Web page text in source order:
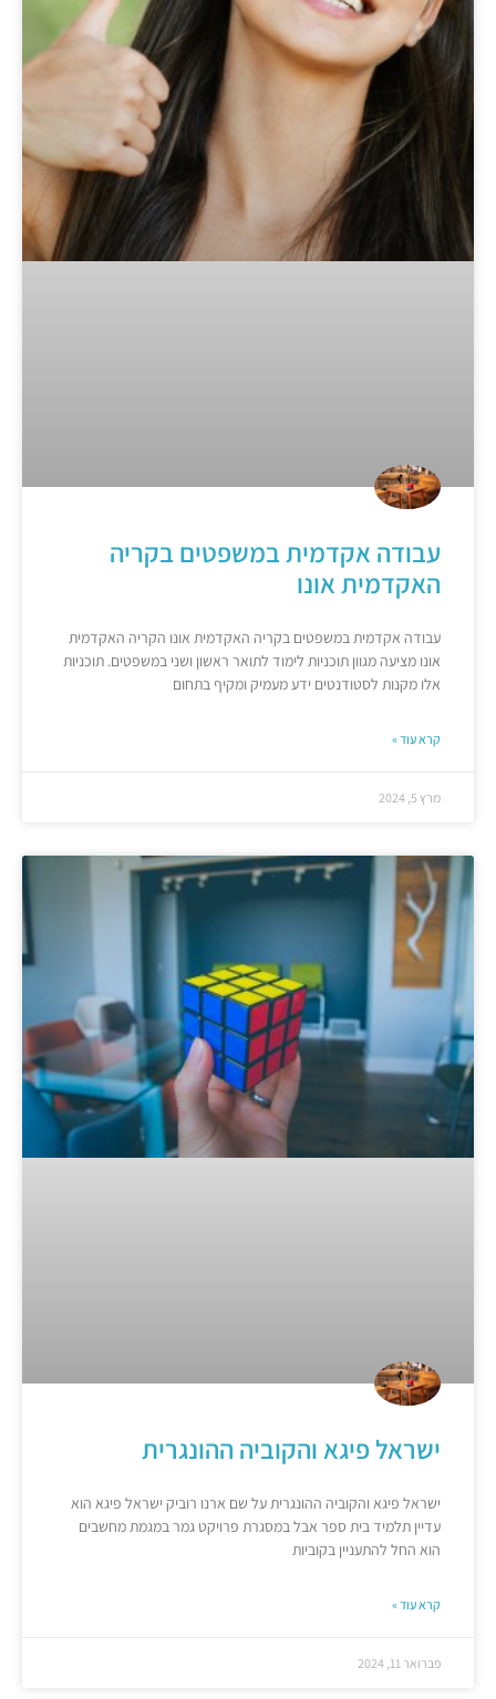
עבודה אקדמית במשפטים בקריה
האקדמית אונו
עבודה אקדמית במשפטים בקריה האקדמית אונו הקריה האקדמית
אונו מציעה מגוון תוכניות לימוד לתואר ראשון ושני במשפטים. תוכניות
אלו מקנות לסטודנטים ידע מעמיק ומקיף בתחום
קרא עוד »
מרץ 5, 2024
ישראל פיגא והקוביה ההונגרית
ישראל פיגא והקוביה ההונגרית על שם ארנו רוביק ישראל פיגא הוא
עדיין תלמיד בית ספר אבל במסגרת פרויקט גמר במגמת מחשבים
הוא החל להתעניין בקוביות
קרא עוד »
פברואר 11, 2024